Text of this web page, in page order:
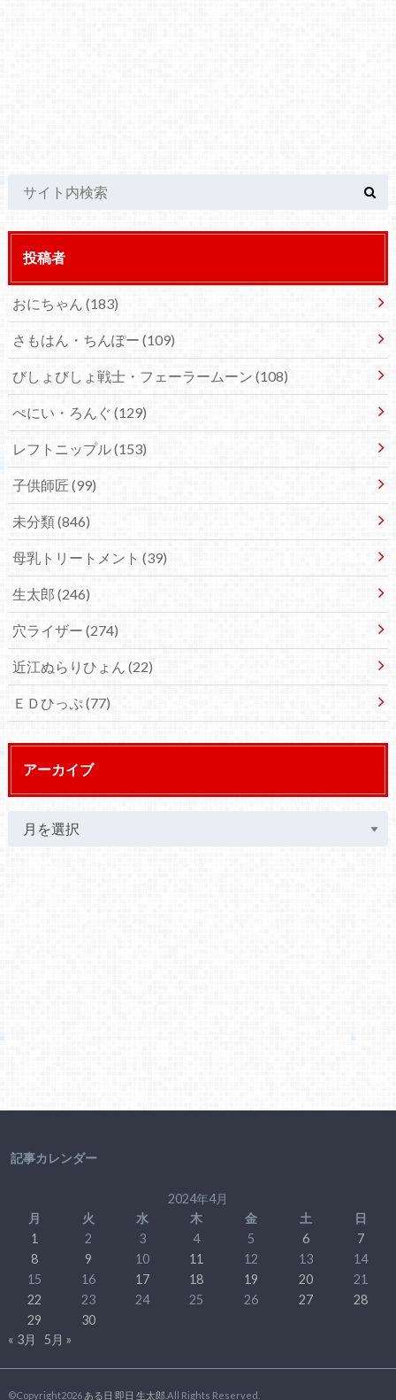
投稿者
おにちゃん (183)
さもはん・ちんぽー (109)
びしょびしょ戦士・フェーラームーン (108)
ぺにい・ろんぐ (129)
レフトニップル(153)
子供師匠 (99)
未分類(846)
母乳トリートメント (39)
生太郎 (246)
穴ライザー (274)
近江ぬらりひょん (22)
ＥＤひっぷ(77)
アーカイブ
記事カレンダー
2024年4月
月
火 水 木 金 土
日
1
2 3 4 5 6
7
8
9 10 11 12 13
14
15
16 17 18 19 20
21
22
23 24 25 26 27
28
29
30
« 3月
5月 »
©Copyright2026 ある日 即日 生太郎.All Rights Reserved.